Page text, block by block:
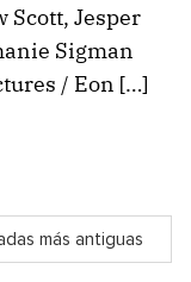
Scott, Jesper
Sigman
/ Eon […]
más antiguas